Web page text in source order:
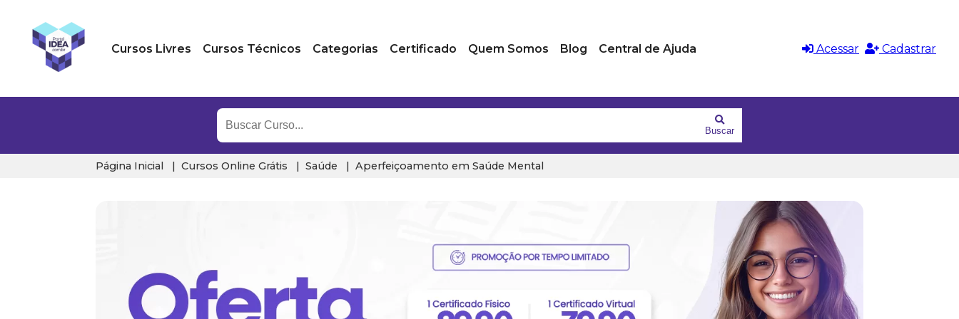
Cursos Livres Cursos Técnicos Categorias Certificado Quem Somos Blog Central de Ajuda Acessar Cadastrar
Buscar
Página Inicial Cursos Online Grátis Saúde Aperfeiçoamento em Saúde Mental